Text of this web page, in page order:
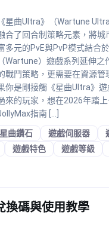
《星曲Ultra》（Wartune
合了回合制策略元素，將
多元的PvE與PvP模式結合
（Wartune）遊戲系列延伸
戰鬥策略，更需要在資源
你是剛接觸《星曲Ultra》
來的玩家，想在2026年踏
指南 […]
星曲鑽石 遊戲伺服器
遊戲特色 遊戲等級
換碼與使用教學